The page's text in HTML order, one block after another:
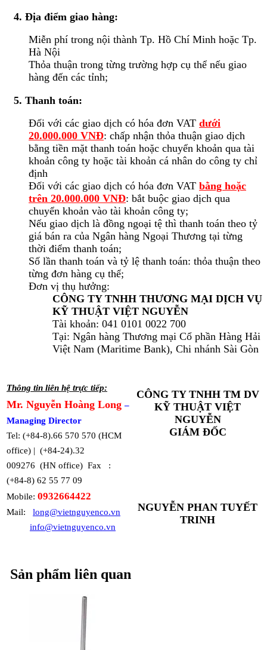
4. Địa điểm giao hàng:
Miễn phí trong nội thành Tp. Hồ Chí Minh hoặc Tp.
Hà Nội
Thỏa thuận trong từng trường hợp cụ thể nếu giao
hàng đến các tỉnh;
5. Thanh toán:
Đối với các giao dịch có hóa đơn VAT dưới
20.000.000 VNĐ: chấp nhận thỏa thuận giao dịch
bằng tiền mặt thanh toán hoặc chuyển khoản qua tài
khoản công ty hoặc tài khoản cá nhân do công ty chỉ
định
Đối với các giao dịch có hóa đơn VAT bằng hoặc
trên 20.000.000 VNĐ: bắt buộc giao dịch qua
chuyển khoản vào tài khoản công ty;
Nếu giao dịch là đồng ngoại tệ thì thanh toán theo tỷ
giá bán ra của Ngân hàng Ngoại Thương tại từng
thời điểm thanh toán;
Số lần thanh toán và tỷ lệ thanh toán: thỏa thuận theo
từng đơn hàng cụ thể;
Đơn vị thụ hưởng:
CÔNG TY TNHH THƯƠNG MẠI DỊCH VỤ
KỸ THUẬT VIỆT NGUYỄN
Tài khoản: 041 0101 0022 700
Tại: Ngân hàng Thương mại Cổ phần Hàng Hải
Việt Nam (Maritime Bank), Chi nhánh Sài Gòn
Thông tin liên hệ trực tiếp:
Mr. Nguyễn Hoàng Long–
Managing Director
Tel: (+84-8).66 570 570 (HCM
office) | (+84-24).32
009276 (HN office) Fax :
(+84-8) 62 55 77 09
Mobile: 0932664422
Mail: long@vietnguyenco.vn
info@vietnguyenco.vn
CÔNG TY TNHH TM DV
KỸ THUẬT VIỆT
NGUYỄN
GIÁM ĐỐC
NGUYỄN PHAN TUYẾT
TRINH
Sản phẩm liên quan